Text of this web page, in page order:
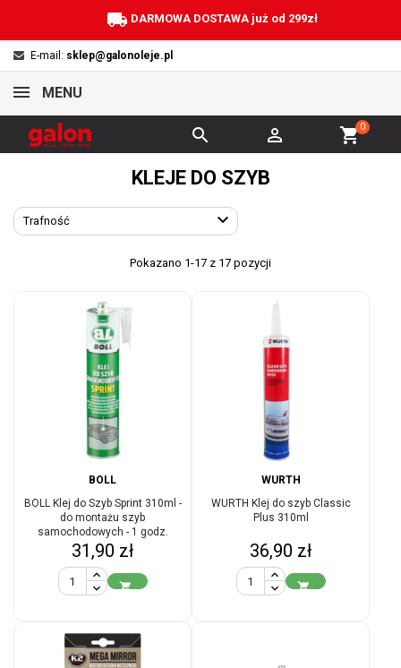
local_shipping DARMOWA DOSTAWA już od 299zł
E-mail: sklep@galonoleje.pl
MENU
shopping_cart0


KLEJE DO SZYB
Trafność 
Pokazano 1-17 z 17 pozycji
BOLL
BOLL Klej do Szyb Sprint 310ml -
do montażu szyb
samochodowych - 1 godz.
Cena
31,90 zł

WURTH
WURTH Klej do szyb Classic
Plus 310ml
Cena
36,90 zł
